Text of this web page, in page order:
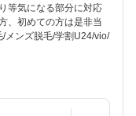
等気になる部分に対応
、初めての方は是非当
/メンズ脱毛/学割U24/vio/